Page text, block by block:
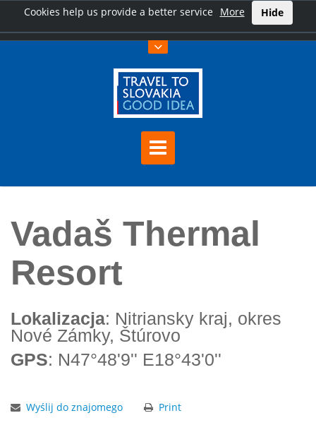
Cookies help us provide a better service More Hide
Vadaš Thermal Resort
Vadaš Thermal
Resort
Lokalizacja: Nitriansky kraj, okres
Nové Zámky, Štúrovo
GPS: N47°48'9'' E18°43'0''
Wyślij do znajomego Print